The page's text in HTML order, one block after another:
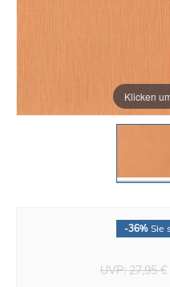
Klicken
-36% Sie
UVP:27,95 €